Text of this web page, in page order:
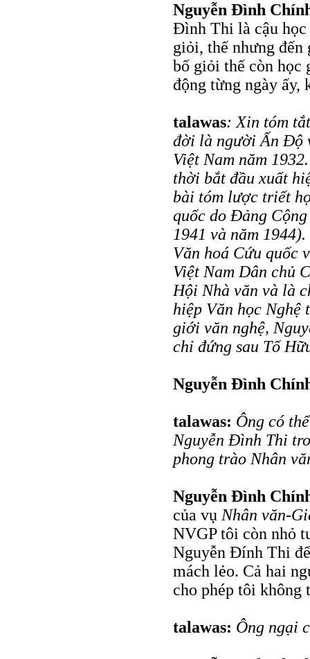
Nguyễn Đình
Đình Thi là cậu học
giỏi, thế nhưng đến
bố giỏi thế còn học
động từng ngày ấy,
talawas: Xin tóm
đời là người Ấn Độ
Việt Nam năm
thời bắt đầu xuất
bài tóm lược triết
quốc do Đảng
1941 và năm
Văn hoá Cứu quốc
Việt Nam Dân chủ
Hội Nhà văn và là
hiệp Văn học Nghệ
giới văn nghệ,
chỉ đứng sau Tố
Nguyễn Đình
talawas: Ông có
Nguyễn Đình Thi
phong trào Nhân
Nguyễn Đình
của vụ Nhân văn-
NVGP tôi còn nhỏ
Nguyễn Đính Thi
mách lẻo. Cả hai
cho phép tôi không
talawas: Ông ngại